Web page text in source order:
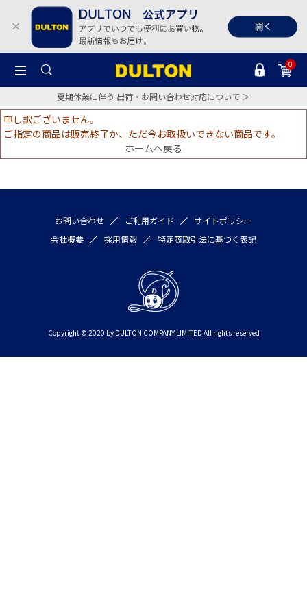
0
夏期休業に伴う 出荷・お問い合わせ対応について ＞
申し訳ございません。
ご指定の商品は販売終了か、ただ今お取扱いできない商品です。
ホームへ戻る
お問い合わせ ご利用ガイド
サイトポリシー
会社概要
採用情報 特定商取引法に基づく表記
Copyright © 2020 by DULTON COMPANY LIMITED All rights reserved